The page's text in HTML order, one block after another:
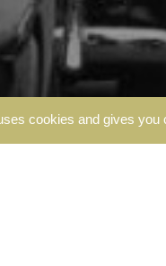
cookies and gives